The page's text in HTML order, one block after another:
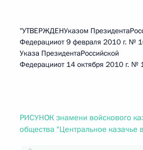
"УТВЕРЖДЕНУказом
Федерацииот 9 февраля 2010 г. №
Указа ПрезидентаРоссийской
Федерацииот 14 октября 2010 г. №
РИСУНОК знамени войскового
общества "Центральное казачье